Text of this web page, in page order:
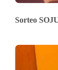
Sorteo